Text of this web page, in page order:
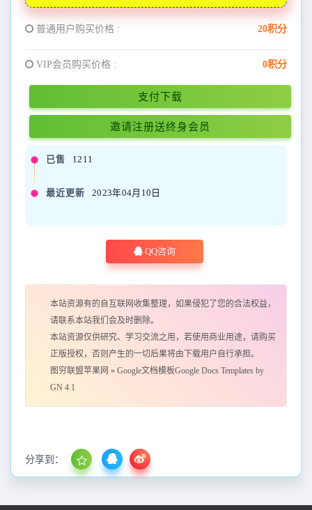
普通用户购买价格 : 20积分
VIP会员购买价格 : 0积分
支付下载
邀请注册送终身会员
已售 1211
最近更新 2023年04月10日
QQ咨询
本站资源有的自互联网收集整理，如果侵犯了您的合法权益，
请联系本站我们会及时删除。
本站资源仅供研究、学习交流之用，若使用商业用途，请购买
正版授权，否则产生的一切后果将由下载用户自行承担。
图穷联盟苹果网 » Google文档模板Google Docs Templates by
GN 4.1
分享到：